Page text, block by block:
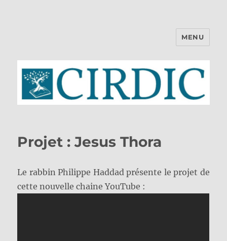
MENU
Projet : Jesus Thora
Le rabbin Philippe Haddad présente le projet de
cette nouvelle chaine YouTube :